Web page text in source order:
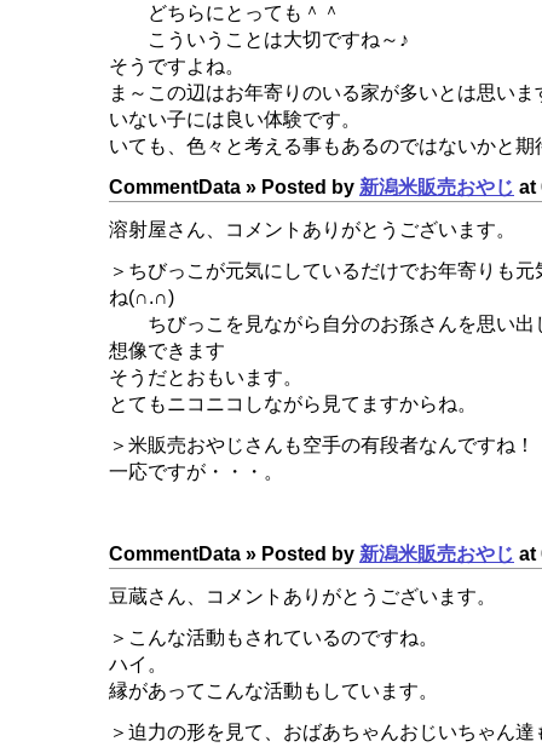
どちらにとっても＾＾
こういうことは大切ですね～♪
そうですよね。
ま～この辺はお年寄りのいる家が多いとは思いま
いない子には良い体験です。
いても、色々と考える事もあるのではないかと期
CommentData » Posted by 新潟米販売おやじ at
溶射屋さん、コメントありがとうございます。
＞ちびっこが元気にしているだけでお年寄りも
ね(∩.∩)
ちびっこを見ながら自分のお孫さんを思い出
想像できます
そうだとおもいます。
とてもニコニコしながら見てますからね。
＞米販売おやじさんも空手の有段者なんですね！
一応ですが・・・。
CommentData » Posted by 新潟米販売おやじ at
豆蔵さん、コメントありがとうございます。
＞こんな活動もされているのですね。
ハイ。
縁があってこんな活動もしています。
＞迫力の形を見て、おばあちゃんおじいちゃん